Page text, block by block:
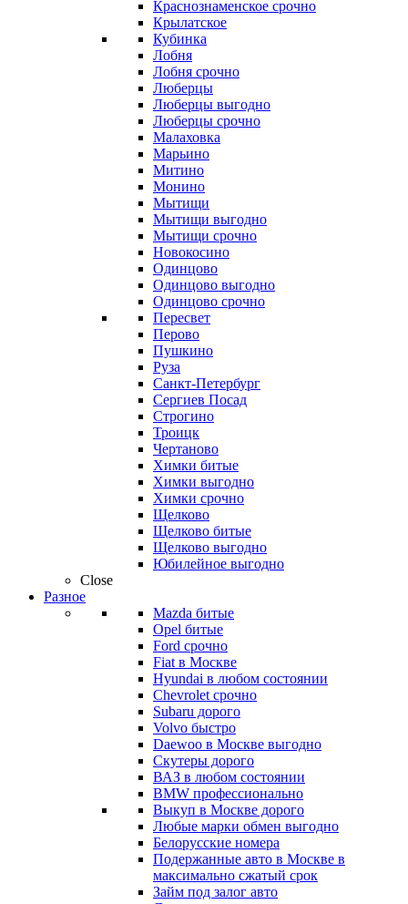
Краснознаменское срочно
Крылатское
Кубинка
Лобня
Лобня срочно
Люберцы
Люберцы выгодно
Люберцы срочно
Малаховка
Марьино
Митино
Монино
Мытищи
Мытищи выгодно
Мытищи срочно
Новокосино
Одинцово
Одинцово выгодно
Одинцово срочно
Пересвет
Перово
Пушкино
Руза
Санкт-Петербург
Сергиев Посад
Строгино
Троицк
Чертаново
Химки битые
Химки выгодно
Химки срочно
Щелково
Щелково битые
Щелково выгодно
Юбилейное выгодно
Close
Разное
Mazda битые
Opel битые
Ford срочно
Fiat в Москве
Hyundai в любом состоянии
Chevrolet срочно
Subaru дорого
Volvo быстро
Daewoo в Москве выгодно
Скутеры дорого
ВАЗ в любом состоянии
BMW профессионально
Выкуп в Москве дорого
Любые марки обмен выгодно
Белорусские номера
Подержанные авто в Москве в
максимально сжатый срок
Займ под залог авто